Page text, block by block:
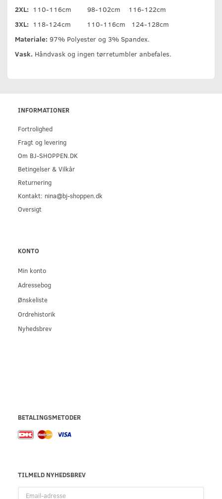
2XL: 110-116cm 98-102cm 116-122cm
3XL: 118-124cm 110-116cm 124-128cm
Materiale: 97% Polyester og 3% Spandex.
Vask. Håndvask og ingen tørretumbler anbefales.
INFORMATIONER
Fortrolighed
Fragt og levering
Om BJ-SHOPPEN.DK
Betingelser & Vilkår
Returnering
Kontakt: nina@bj-shoppen.dk
Oversigt
KONTO
Min konto
Adressebog
Ønskeliste
Ordrehistorik
Nyhedsbrev
BETALINGSMETODER
TILMELD NYHEDSBREV